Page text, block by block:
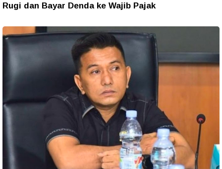
Rugi dan Bayar Denda ke Wajib Pajak